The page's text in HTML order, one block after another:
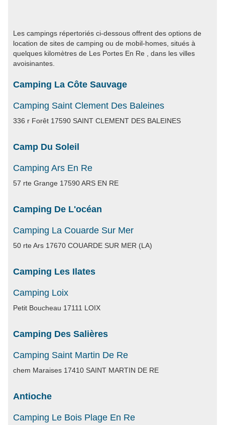
Les campings répertoriés ci-dessous offrent des options de
location de sites de camping ou de mobil-homes, situés à
quelques kilomètres de Les Portes En Re , dans les villes
avoisinantes.
Camping La Côte Sauvage
Camping Saint Clement Des Baleines
336 r Forêt 17590 SAINT CLEMENT DES BALEINES
Camp Du Soleil
Camping Ars En Re
57 rte Grange 17590 ARS EN RE
Camping De L'océan
Camping La Couarde Sur Mer
50 rte Ars 17670 COUARDE SUR MER (LA)
Camping Les Ilates
Camping Loix
Petit Boucheau 17111 LOIX
Camping Des Salières
Camping Saint Martin De Re
chem Maraises 17410 SAINT MARTIN DE RE
Antioche
Camping Le Bois Plage En Re